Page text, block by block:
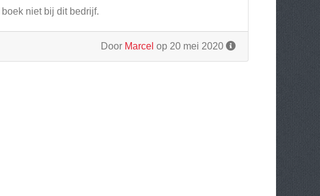
niet bij dit bedrijf.
Door Marcel op 20 mei 2020